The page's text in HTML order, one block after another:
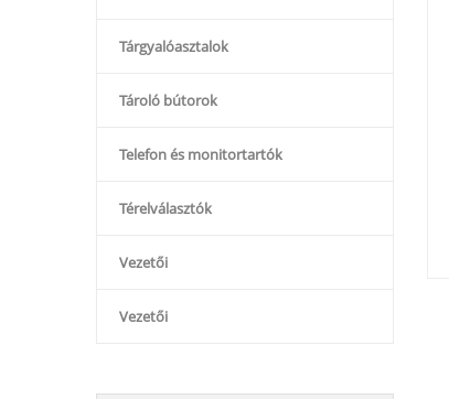
Tárgyalóasztalok
Tároló bútorok
Telefon és monitortartók
Térelválasztók
Vezetői
Vezetői